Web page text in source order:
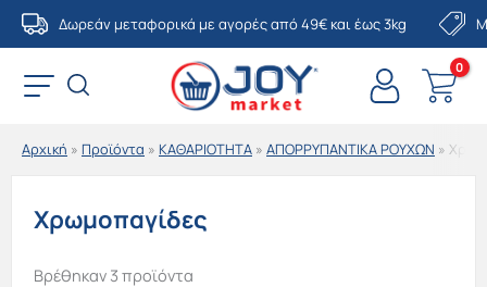
Μετάβαση
στο
περιεχόμενο
Δωρεάν μεταφορικά με αγορές από 49€ και έως 3kg
Αρχική » Προϊόντα » ΚΑΘΑΡΙΟΤΗΤΑ » ΑΠΟΡΡΥΠΑΝΤΙΚΑ ΡΟΥΧΩΝ »
Χρωμοπαγίδες
Βρέθηκαν 3 προϊόντα